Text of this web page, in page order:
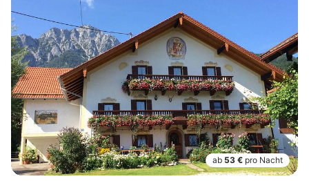
ab 53 € pro Nacht